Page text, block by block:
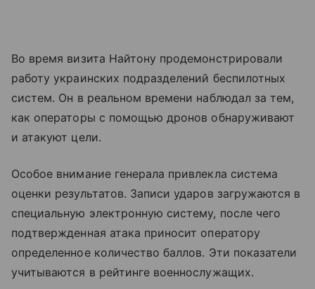
Во время визита Найтону продемонстрировали
работу украинских подразделений беспилотных
систем. Он в реальном времени наблюдал за тем,
как операторы с помощью дронов обнаруживают
и атакуют цели.
Особое внимание генерала привлекла система
оценки результатов. Записи ударов загружаются в
специальную электронную систему, после чего
подтвержденная атака приносит оператору
определенное количество баллов. Эти показатели
учитываются в рейтинге военнослужащих.